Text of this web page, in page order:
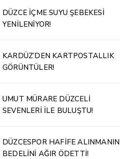
DÜZCE İÇME SUYU ŞEBEKESİ
YENİLENİYOR!
KARDÜZ’DEN KARTPOSTALLIK
GÖRÜNTÜLER!
UMUT MÜRARE DÜZCELİ
SEVENLERİ İLE BULUŞTU!
DÜZCESPOR HAFİFE ALINMANIN
BEDELİNİ AĞIR ÖDETTİ!